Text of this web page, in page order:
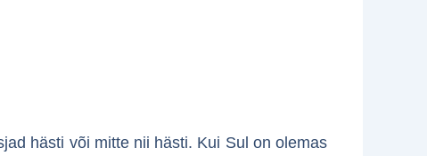
hästi või mitte nii hästi. Kui Sul on olemas